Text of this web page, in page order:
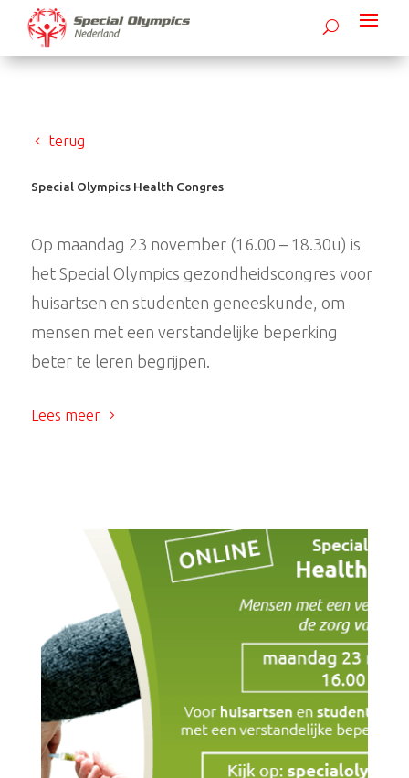
terug
Special Olympics Health Congres
Op maandag 23 november (16.00 – 18.30u) is
het Special Olympics gezondheidscongres voor
huisartsen en studenten geneeskunde, om
mensen met een verstandelijke beperking
beter te leren begrijpen.
Lees meer